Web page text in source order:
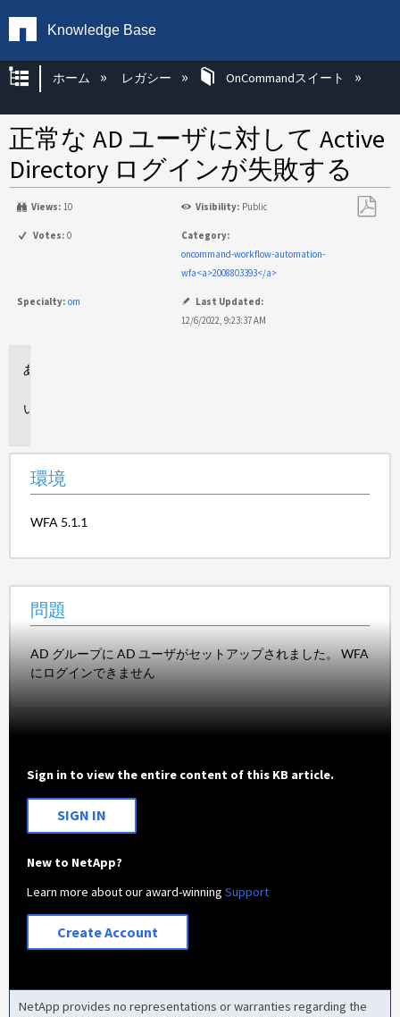
Knowledge Base
グローバル階層を展開/折りたたむ
ホーム レガシー OnCommandスイート
正常な AD ユーザに対して Active
Directory ログインが失敗する
Views: 10 Visibility: Public
Votes: 0
Category:
oncommand-workflow-automation-
wfa<a>2008803393</a>
Specialty: om
Last Updated:
12/6/2022, 9:23:37 AM
環境
WFA 5.1.1
問題
AD グループに AD ユーザがセットアップされました。 WFA
にログインできません
Sign in to view the entire content of this KB article.
SIGN IN
New to NetApp?
Learn more about our award-winningSupport
Create Account
NetApp provides no representations or warranties regarding the